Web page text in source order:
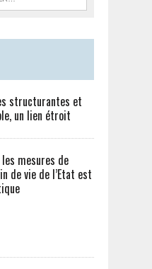
structurantes et
un lien étroit
mesures de
de vie de l’Etat est